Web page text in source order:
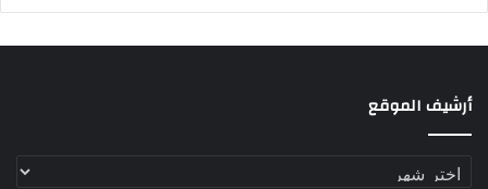
أرشيف الموقع
أرشيف